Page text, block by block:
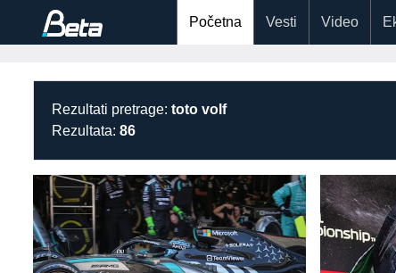
Početna Vesti Video
Rezultati pretrage: toto volf
Rezultata: 86